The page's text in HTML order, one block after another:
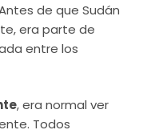
de que Sudán
era parte de
entre los
, era normal ver
Todos